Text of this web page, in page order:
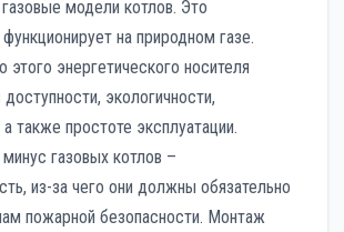
модели котлов. Это
на природном газе.
энергетического носителя
экологичности,
также простоте эксплуатации.
газовых котлов –
из-за чего они должны обязательно
пожарной безопасности. Монтаж